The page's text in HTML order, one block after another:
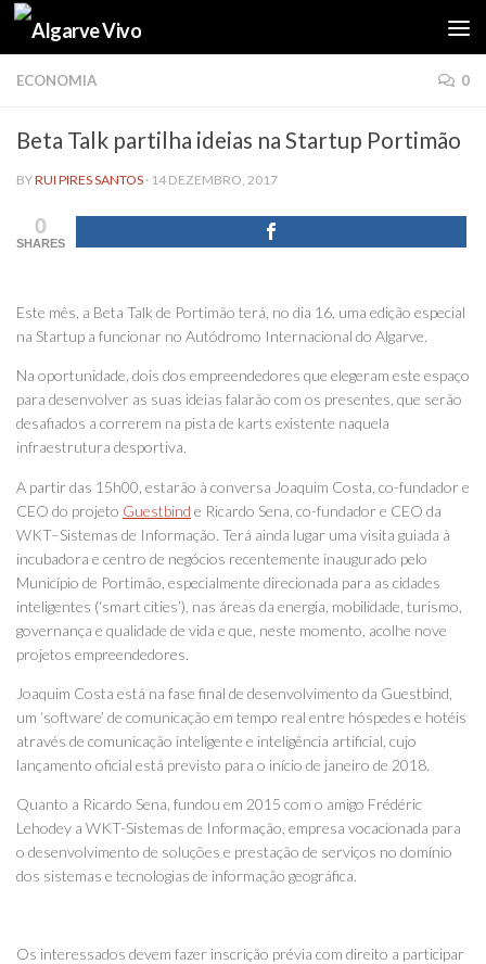
Skip to content
ECONOMIA 0
Beta Talk partilha ideias na Startup Portimão
BYRUI PIRES SANTOS · 14 DEZEMBRO, 2017
0
SHARES
Este mês, a Beta Talk de Portimão terá, no dia 16, uma edição especial
na Startup a funcionar no Autódromo Internacional do Algarve.
Na oportunidade, dois dos empreendedores que elegeram este espaço
para desenvolver as suas ideias falarão com os presentes, que serão
desafiados a correrem na pista de karts existente naquela
infraestrutura desportiva.
A partir das 15h00, estarão à conversa Joaquim Costa, co-fundador e
CEO do projeto Guestbind e Ricardo Sena, co-fundador e CEO da
WKT–Sistemas de Informação. Terá ainda lugar uma visita guiada à
incubadora e centro de negócios recentemente inaugurado pelo
Município de Portimão, especialmente direcionada para as cidades
inteligentes (‘smart cities’), nas áreas da energia, mobilidade, turismo,
governança e qualidade de vida e que, neste momento, acolhe nove
projetos empreendedores.
Joaquim Costa está na fase final de desenvolvimento da Guestbind,
um ‘software’ de comunicação em tempo real entre hóspedes e hotéis
através de comunicação inteligente e inteligência artificial, cujo
lançamento oficial está previsto para o início de janeiro de 2018.
Quanto a Ricardo Sena, fundou em 2015 com o amigo Frédéric
Lehodey a WKT-Sistemas de Informação, empresa vocacionada para
o desenvolvimento de soluções e prestação de serviços no domínio
dos sistemas e tecnologias de informação geográfica.
Os interessados devem fazer inscrição prévia com direito a participar